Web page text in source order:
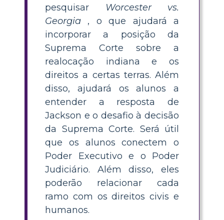
pesquisar
Worcester vs.
Georgia , o que ajudará a
incorporar a posição da
Suprema Corte sobre a
realocação indiana e os
direitos a certas terras. Além
disso, ajudará os alunos a
entender a resposta de
Jackson e o desafio à decisão
da Suprema Corte. Será útil
que os alunos conectem o
Poder Executivo e o Poder
Judiciário. Além disso, eles
poderão relacionar cada
ramo com os direitos civis e
humanos.